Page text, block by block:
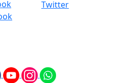
Twitter